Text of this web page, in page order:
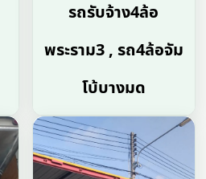
รถรับจ้าง4ล้อ
พระราม3 , รถ4ล้อจัม
โบ้บางมด